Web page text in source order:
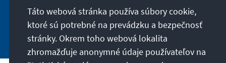
Jetzt abonnieren
Táto webová stránka používa súbory cookie,
ktoré sú potrebné na prevádzku a bezpečnosť
stránky. Okrem toho webová lokalita
zhromažďuje anonymné údaje používateľov na